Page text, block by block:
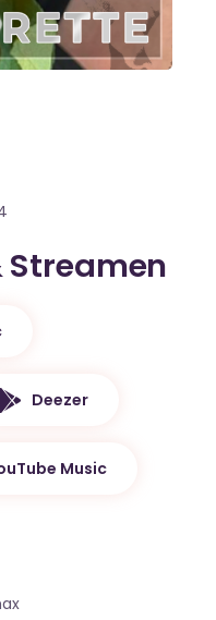
Streamen
Deezer
Music